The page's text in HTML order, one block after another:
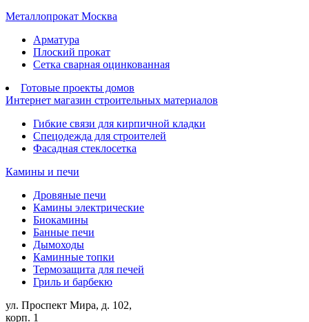
Металлопрокат Москва
Арматура
Плоский прокат
Сетка сварная оцинкованная
Готовые проекты домов
Интернет магазин строительных материалов
Гибкие связи для кирпичной кладки
Спецодежда для строителей
Фасадная стеклосетка
Камины и печи
Дровяные печи
Камины электрические
Биокамины
Банные печи
Дымоходы
Каминные топки
Термозащита для печей
Гриль и барбекю
ул. Проспект Мира, д. 102,
корп. 1